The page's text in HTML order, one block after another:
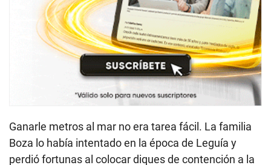
Ganarle metros al mar no era tarea fácil. La familia
Boza lo había intentado en la época de Leguía y
perdió fortunas al colocar diques de contención a la